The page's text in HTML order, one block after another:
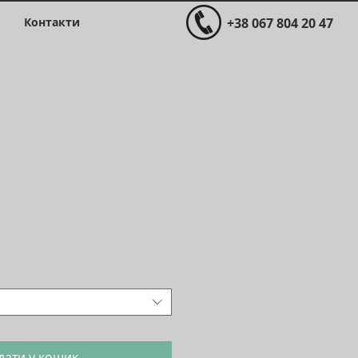
Контакти +38 067 804 20 47